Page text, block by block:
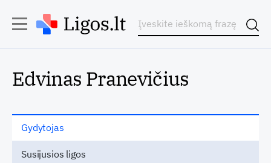
Edvinas Pranevičius
Gydytojas
Susijusios ligos